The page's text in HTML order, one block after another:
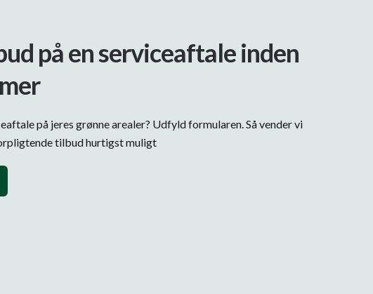
på en serviceaftale inden
på jeres grønne arealer? Udfyld formularen. Så vender vi
tilbud hurtigst muligt